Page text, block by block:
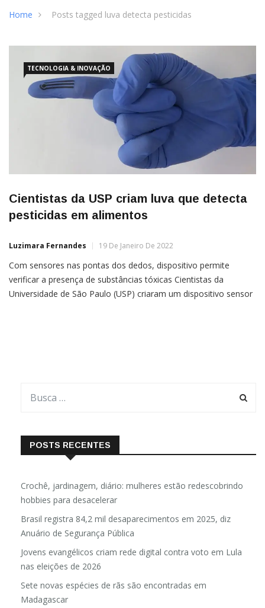
Home Posts tagged luva detecta pesticidas
TECNOLOGIA & INOVAÇÃO
Cientistas da USP criam luva que detecta
pesticidas em alimentos
Luzimara Fernandes 19 De Janeiro De 2022
Com sensores nas pontas dos dedos, dispositivo permite
verificar a presença de substâncias tóxicas Cientistas da
Universidade de São Paulo (USP) criaram um dispositivo sensor
POSTS RECENTES
Crochê, jardinagem, diário: mulheres estão redescobrindo
hobbies para desacelerar
Brasil registra 84,2 mil desaparecimentos em 2025, diz
Anuário de Segurança Pública
Jovens evangélicos criam rede digital contra voto em Lula
nas eleições de 2026
Sete novas espécies de rãs são encontradas em
Madagascar